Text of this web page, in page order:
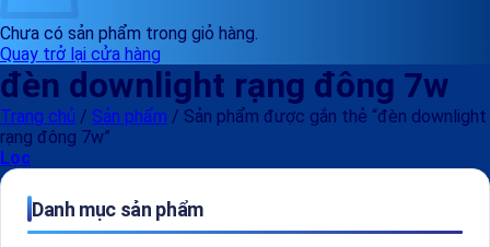
Chưa có sản phẩm trong giỏ hàng.
Quay trở lại cửa hàng
đèn downlight rạng đông 7w
Trang chủ / Sản phẩm / Sản phẩm được gắn thẻ “đèn downlight
rạng đông 7w”
Lọc
Danh mục sản phẩm